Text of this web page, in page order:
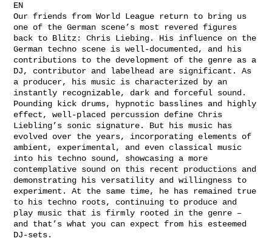
EN
Our friends from World League return to bring us
one of the German scene’s most revered figures
back to Blitz: Chris Liebing. His influence on the
German techno scene is well-documented, and his
contributions to the development of the genre as a
DJ, contributor and labelhead are significant. As
a producer, his music is characterized by an
instantly recognizable, dark and forceful sound.
Pounding kick drums, hypnotic basslines and highly
effect, well-placed percussion define Chris
Liebling’s sonic signature. But his music has
evolved over the years, incorporating elements of
ambient, experimental, and even classical music
into his techno sound, showcasing a more
contemplative sound on this recent productions and
demonstrating his versatility and willingness to
experiment. At the same time, he has remained true
to his techno roots, continuing to produce and
play music that is firmly rooted in the genre –
and that’s what you can expect from his esteemed
DJ-sets.